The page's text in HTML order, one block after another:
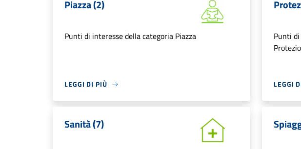
Piazza (2)
Punti di interesse della categoria Piazza
LEGGI DI PIÙ
Punti
LEGGI
Sanità (7)